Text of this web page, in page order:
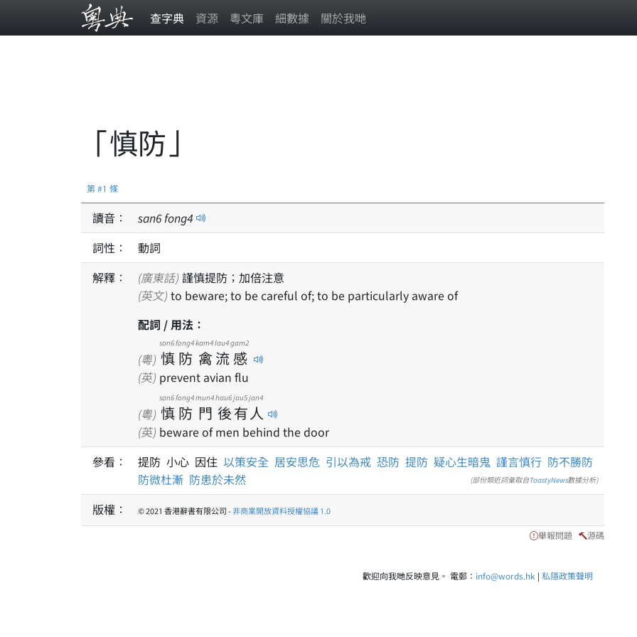
查字典 資源 粵文庫 細數據 關於我哋
「慎防」
第 #1 條
讀音： san6fong4
詞性：
動詞
解釋：
(廣東話) 謹慎提防；加倍注意
(英文) to beware; to be careful of; to be particularly aware of
配詞 / 用法：
(粵) 慎
san6
防
fong4
禽
kam4
流
lau4
感
gam2
(英) prevent avian flu
(粵) 慎
san6
防
fong4
門
mun4
後
hau6
有
jau5
人
jan4
(英) beware of men behind the door
參看：
提防 小心 因住 以策安全 居安思危 引以為戒 恐防 提防 疑心生暗鬼 謹言慎行 防不勝防
防微杜漸 防患於未然 (部份類近詞彙取自ToastyNews數據分析)
版權： © 2021 香港辭書有限公司 -非商業開放資料授權協議 1.0
舉報問題 源碼
歡迎向我哋反映意見。 電郵： info@words.hk | 私隱政策聲明